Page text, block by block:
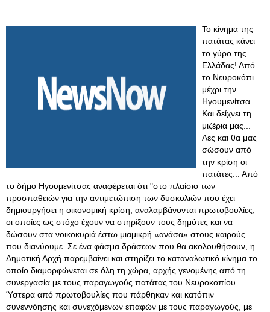
Το κίνημα της
πατάτας κάνει
το γύρο της
Ελλάδας! Από
το Νευροκόπι
μέχρι την
Ηγουμενίτσα.
Και δείχνει τη
μιζέρια μας...
Λες και θα μας
σώσουν από
την κρίση οι
πατάτες... Από
το δήμο Ηγουμενίτσας αναφέρεται ότι "στο πλαίσιο των
προσπαθειών για την αντιμετώπιση των δυσκολιών που έχει
δημιουργήσει η οικονομική κρίση, αναλαμβάνονται πρωτοβουλίες,
οι οποίες ως στόχο έχουν να στηρίξουν τους δημότες και να
δώσουν στα νοικοκυριά έστω μιαμικρή «ανάσα» στους καιρούς
που διανύουμε. Σε ένα φάσμα δράσεων που θα ακολουθήσουν, η
Δημοτική Αρχή παρεμβαίνει και στηρίζει το καταναλωτικό κίνημα το
οποίο διαμορφώνεται σε όλη τη χώρα, αρχής γενομένης από τη
συνεργασία με τους παραγωγούς πατάτας του Νευροκοπίου.
Ύστερα από πρωτοβουλίες που πάρθηκαν και κατόπιν
συνεννόησης και συνεχόμενων επαφών με τους παραγωγούς, με